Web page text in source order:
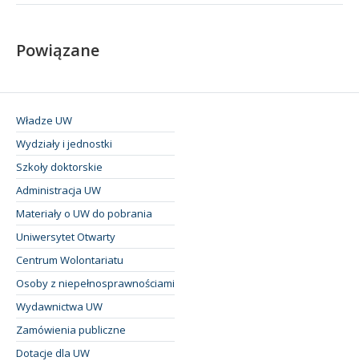
Powiązane
Władze UW
Wydziały i jednostki
Szkoły doktorskie
Administracja UW
Materiały o UW do pobrania
Uniwersytet Otwarty
Centrum Wolontariatu
Osoby z niepełnosprawnościami
Wydawnictwa UW
Zamówienia publiczne
Dotacje dla UW